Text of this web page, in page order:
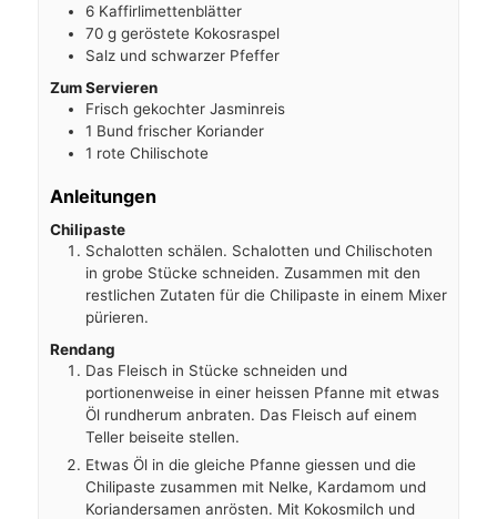
6 Kaffirlimettenblätter
70 g geröstete Kokosraspel
Salz und schwarzer Pfeffer
Zum Servieren
Frisch gekochter Jasminreis
1 Bund frischer Koriander
1 rote Chilischote
Anleitungen
Chilipaste
Schalotten schälen. Schalotten und Chilischoten
in grobe Stücke schneiden. Zusammen mit den
restlichen Zutaten für die Chilipaste in einem Mixer
pürieren.
Rendang
Das Fleisch in Stücke schneiden und
portionenweise in einer heissen Pfanne mit etwas
Öl rundherum anbraten. Das Fleisch auf einem
Teller beiseite stellen.
Etwas Öl in die gleiche Pfanne giessen und die
Chilipaste zusammen mit Nelke, Kardamom und
Koriandersamen anrösten. Mit Kokosmilch und